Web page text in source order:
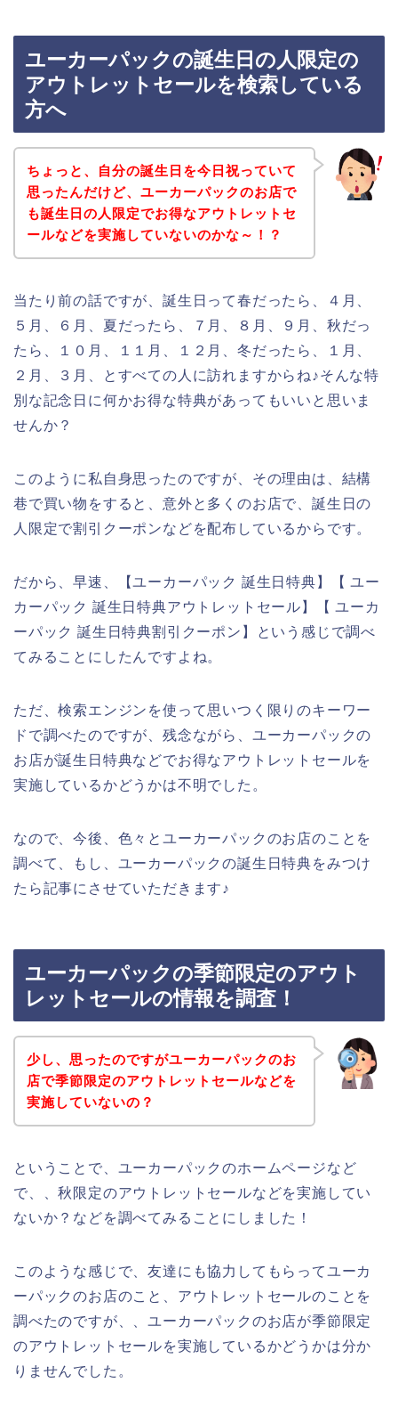
ユーカーパックの誕生日の人限定の
アウトレットセールを検索している
方へ
ちょっと、自分の誕生日を今日祝っていて
思ったんだけど、ユーカーパックのお店で
も誕生日の人限定でお得なアウトレットセ
ールなどを実施していないのかな～！？
当たり前の話ですが、誕生日って春だったら、４月、
５月、６月、夏だったら、７月、８月、９月、秋だっ
たら、１０月、１１月、１２月、冬だったら、１月、
２月、３月、とすべての人に訪れますからね♪そんな特
別な記念日に何かお得な特典があってもいいと思いま
せんか？
このように私自身思ったのですが、その理由は、結構
巷で買い物をすると、意外と多くのお店で、誕生日の
人限定で割引クーポンなどを配布しているからです。
だから、早速、【ユーカーパック 誕生日特典】【 ユー
カーパック 誕生日特典アウトレットセール】【 ユーカ
ーパック 誕生日特典割引クーポン】という感じで調べ
てみることにしたんですよね。
ただ、検索エンジンを使って思いつく限りのキーワー
ドで調べたのですが、残念ながら、ユーカーパックの
お店が誕生日特典などでお得なアウトレットセールを
実施しているかどうかは不明でした。
なので、今後、色々とユーカーパックのお店のことを
調べて、もし、ユーカーパックの誕生日特典をみつけ
たら記事にさせていただきます♪
ユーカーパックの季節限定のアウト
レットセールの情報を調査！
少し、思ったのですがユーカーパックのお
店で季節限定のアウトレットセールなどを
実施していないの？
ということで、ユーカーパックのホームページなど
で、、秋限定のアウトレットセールなどを実施してい
ないか？などを調べてみることにしました！
このような感じで、友達にも協力してもらってユーカ
ーパックのお店のこと、アウトレットセールのことを
調べたのですが、、ユーカーパックのお店が季節限定
のアウトレットセールを実施しているかどうかは分か
りませんでした。